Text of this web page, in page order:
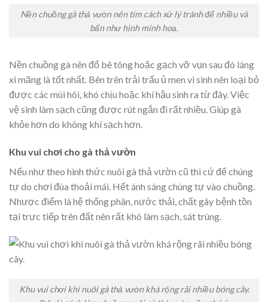
Nền chuồng gà thả vườn nên tìm cách xử lý tránh để nhiều và
bẩn như hình minh hoạ.
Nền chuồng gà nên đổ bê tông hoặc gạch vỡ vụn sau đó láng
xi măng là tốt nhất. Bên trên trải trấu ủ men vi sinh nên loại bỏ
được các mùi hôi, khó chịu hoặc khí hậu sinh ra từ đây. Việc
vệ sinh làm sạch cũng được rút ngắn đi rất nhiều. Giúp gà
khỏe hơn do không khí sạch hơn.
Khu vui chơi cho gà thả vườn
Nếu như theo hình thức nuôi gà thả vườn cũ thì cứ để chúng
tự do chơi đùa thoải mái. Hết ánh sáng chúng tự vào chuồng.
Nhược điểm là hệ thống phân, nước thải, chất gây bệnh tồn
tại trực tiếp trên đất nên rất khó làm sạch, sát trùng.
Khu vui chơi khi nuôi gà thả vườn khá rộng rãi nhiều bóng cây.